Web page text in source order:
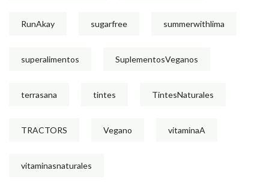
RunAkay sugarfree summerwithlima
superalimentos SuplementosVeganos
terrasana tintes TintesNaturales
TRACTORS Vegano vitaminaA
vitaminasnaturales